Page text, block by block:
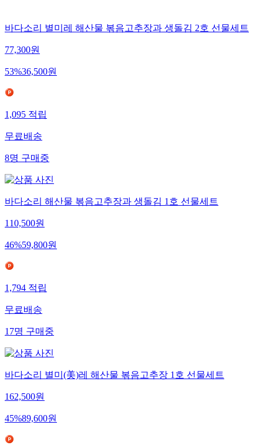
바다소리 별미레 해산물 볶음고추장과 생돌김 2호 선물세트
77,300원
53%36,500원
1,095적립
무료배송
8명구매중
바다소리 해산물 볶음고추장과 생돌김 1호 선물세트
110,500원
46%59,800원
1,794적립
무료배송
17명구매중
바다소리 별미(美)레 해산물 볶음고추장 1호 선물세트
162,500원
45%89,600원